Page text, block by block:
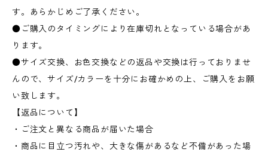
す。あらかじめご了承ください。
●ご購入のタイミングにより在庫切れとなっている場合があ
ります。
●サイズ交換、お色交換などの返品や交換は行っておりませ
んので、サイズ/カラーを十分にお確かめの上、ご購入をお願
い致します。
【返品について】
・ご注文と異なる商品が届いた場合
・商品に目立つ汚れや、大きな傷があるなど不備があった場